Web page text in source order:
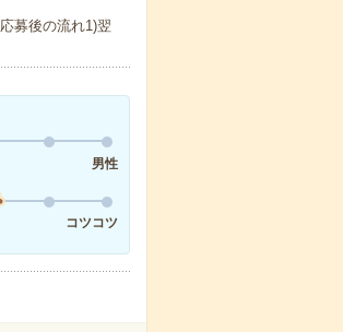
募後の流れ1)翌
男性
コツコツ